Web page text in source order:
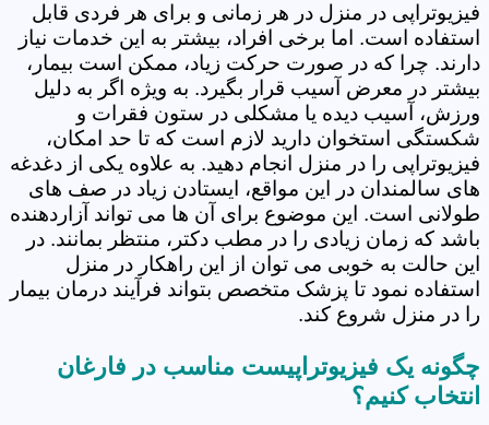
فیزیوتراپی در منزل در هر زمانی و برای هر فردی قابل
استفاده است. اما برخی افراد، بیشتر به این خدمات نیاز
دارند. چرا که در صورت حرکت زیاد، ممکن است بیمار،
بیشتر در معرض آسیب قرار بگیرد. به ویژه اگر به دلیل
ورزش، آسیب دیده یا مشکلی در ستون فقرات و
شکستگی استخوان دارید لازم است که تا حد امکان،
فیزیوتراپی را در منزل انجام دهید. به علاوه یکی از دغدغه
های سالمندان در این مواقع، ایستادن زیاد در صف های
طولانی است. این موضوع برای آن ها می تواند آزاردهنده
باشد که زمان زیادی را در مطب دکتر، منتظر بمانند. در
این حالت به خوبی می توان از این راهکار در منزل
استفاده نمود تا پزشک متخصص بتواند فرآیند درمان بیمار
را در منزل شروع کند.
چگونه یک فیزیوتراپیست مناسب در فارغان
انتخاب کنیم؟